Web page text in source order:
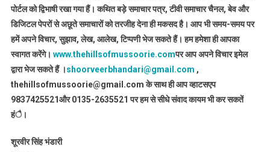
पोर्टल को द्विभाषी रखा गया हैं। कथित बड़े समाचार पत्र, टीवी समाचार चैनल, बेव और
डिजिटल पेपरों से अछूते समाचारों को तरजीह देना ही मकसद है। आप भी समय-समय पर
हमें अपने विचार, सुझाव, लेख, आलेख, टिप्पणी भेज सकते हैं। हम हमेशा ही आपका
स्वागत करेंगे। www.thehillsofmussoorie.comपर आप अपने विचार इमेल
द्वारा भेज सकते हैं ।shoorveerbhandari@gmail.com ,
thehillsofmussoorie@gmail.com के साथ ही आप व्हाटसएप
9837425521और 0135-2635521 पर हम से सीधे संवाद कायम भी कर सकतें
हंै।
शूरवीर सिंह भंडारी